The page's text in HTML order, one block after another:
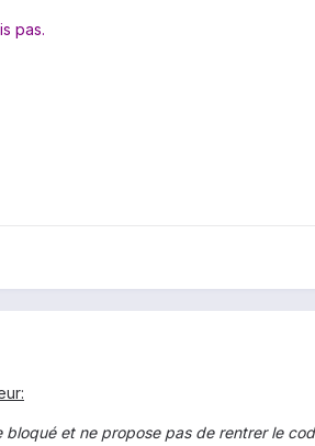
pas.
et ne propose pas de rentrer le